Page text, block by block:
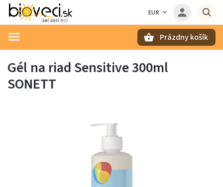
EUR
Prázdny košík
Gél na riad Sensitive 300ml
SONETT